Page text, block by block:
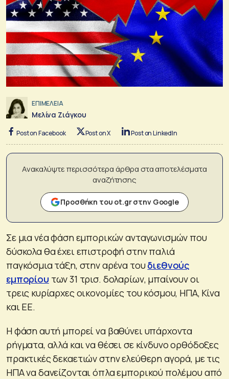
ΕΠΙΜΕΛΕΙΑ
Μελίνα Ζιάγκου
Post on Facebook Post on X Post on LinkedIn
Ανακαλύψτε περισσότερα άρθρα στα αποτελέσματα
αναζήτησης
Προσθήκη του ot.gr στην Google
Σε μια νέα φάση εμπορικών ανταγωνισμών που
δύσκολα θα έχει επιστροφή στην παλιά
παγκόσμια τάξη, στην αρένα τουδιεθνούς
εμπορίου των 31 τρισ. δολαρίων, μπαίνουν οι
τρεις κυρίαρχες οικονομίες του κόσμου, ΗΠΑ, Κίνα
και ΕΕ.
Η φάση αυτή μπορεί να βαθύνει υπάρχοντα
ρήγματα, αλλά και να θέσει σε κίνδυνο ορθόδοξες
πρακτικές δεκαετιών στην ελεύθερη αγορά, με τις
ΗΠΑ να δανείζονται όπλα εμπορικού πολέμου από